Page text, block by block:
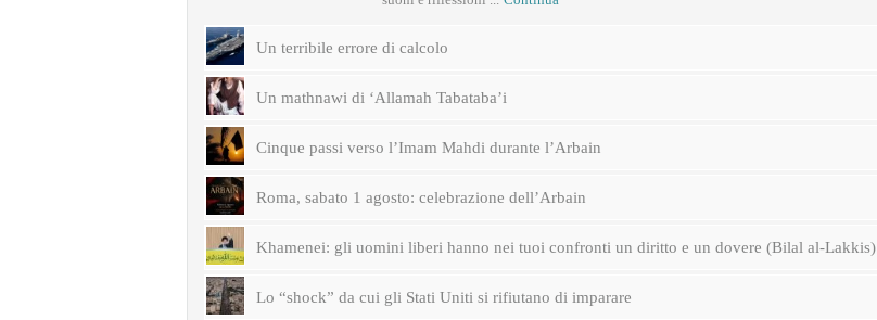
Un terribile errore di calcolo
Un mathnawi di ‘Allamah Tabataba’i
Cinque passi verso l’Imam Mahdi durante l’Arbain
Roma, sabato 1 agosto: celebrazione dell’Arbain
Khamenei: gli uomini liberi hanno nei tuoi confronti un diritto e un dovere (Bilal al-Lakkis)
Lo “shock” da cui gli Stati Uniti si rifiutano di imparare